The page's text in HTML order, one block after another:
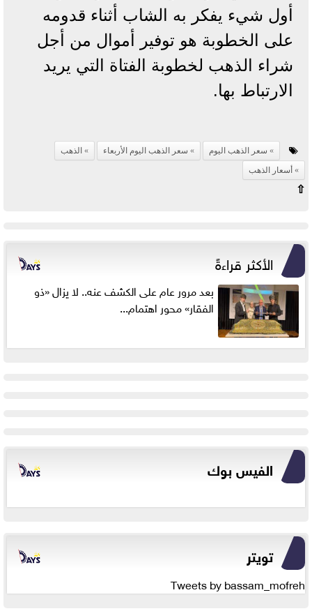
أول شيء يفكر به الشاب أثناء قدومه
على الخطوبة هو توفير أموال من أجل
شراء الذهب لخطوبة الفتاة التي يريد
الارتباط بها.
سعر الذهب اليوم سعر الذهب اليوم الأربعاء
الذهب
أسعار الذهب
⇧
الأكثر قراءةً
بعد مرور عام على الكشف عنه.. لا يزال «ذو
الفقار» محور اهتمام...
الفيس بوك
تويتر
Tweets by bassam_mofreh